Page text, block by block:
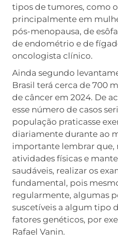
tipos de tumores, como
principalmente em
pós-menopausa, de
de endométrio e de
oncologista clínico.
Ainda segundo
Brasil terá cerca de 700
de câncer em 2024. De
esse número de casos
população praticasse
diariamente durante ao
importante lembrar que,
atividades físicas e
saudáveis, realizar os
fundamental, pois
regularmente, algumas
suscetíveis a algum tipo
fatores genéticos, por
Rafael Vanin.